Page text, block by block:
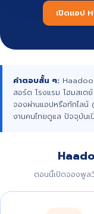
เปิดแอป
คำตอบสั้น ๆ:
สอร์ต โรงแรม โฮมสเต
จองผ่านแอปหรือทักไลน์
งานคนไทยดูแล ปัจจุบัน
ตอนนี้เปิดจองพูล